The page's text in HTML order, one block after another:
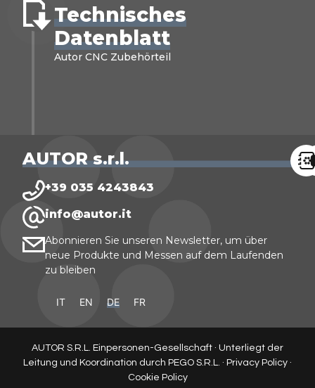
Technisches
Datenblatt
Autor CNC Zubehörteil
AUTOR s.r.l.
+39 035 4243843
info@autor.it
Abonnieren Sie unseren Newsletter, um über
neue Produkte und Messen auf dem Laufenden
zu bleiben
IT EN DE FR
AUTOR S.R.L. Einpersonen-Gesellschaft · Unterliegt der
Leitung und Koordination durch PEGO S.R.L. · Privacy Policy ·
Cookie Policy